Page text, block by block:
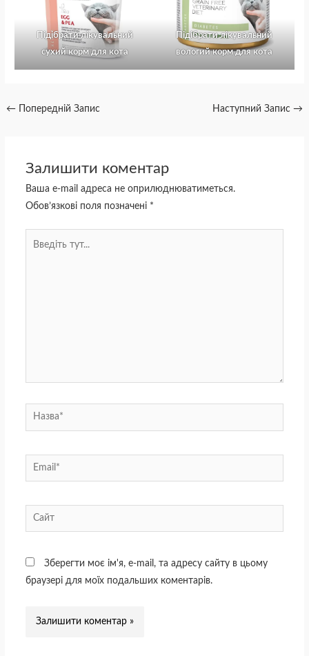
Підібрати лікувальний
сухий корм для кота
Підібрати лікувальний
вологий корм для кота
← Попередній Запис Наступний Запис →
Залишити коментар
Ваша e-mail адреса не оприлюднюватиметься.
Обов’язкові поля позначені *
Назва*
Email*
Сайт
Зберегти моє ім'я, e-mail, та адресу сайту в цьому
браузері для моїх подальших коментарів.